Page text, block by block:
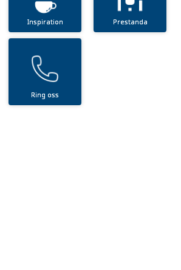
Inspiration Prestanda
Ring oss